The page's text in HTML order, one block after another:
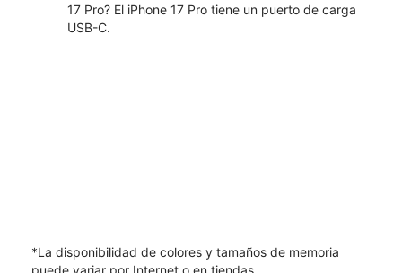
17 Pro? El iPhone 17 Pro tiene un puerto de carga
USB-C.
*La disponibilidad de colores y tamaños de memoria